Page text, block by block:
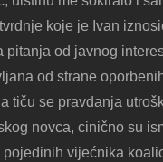
koje je Ivan
pitanja od javnog
od strane
tiču se pravdanja
novca, cinično su
pojedinih vijećnika